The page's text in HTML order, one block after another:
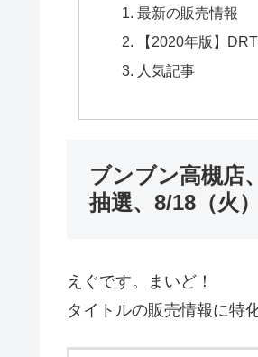
最新の販売情報
【2020年版】
人気記事
ブンブン高槻店
抽選、8/18（火
えぐです。まいど！
タイトルの販売情報に特